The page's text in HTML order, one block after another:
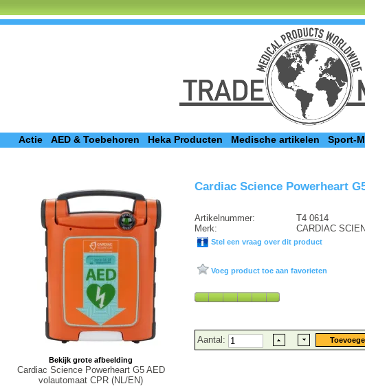
Actie AED & Toebehoren Heka Producten Medische artikelen Sport-
Bekijk grote afbeelding
Cardiac Science Powerheart G5 AED
volautomaat CPR (NL/EN)
Cardiac Science Powerheart
Artikelnummer:
Merk:
T4 0614
CARDIAC
Stel een vraag over dit product
Voeg product toe aan favorieten
Aantal: